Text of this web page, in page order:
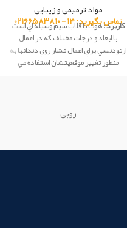
مواد ترمیمی و زیبایی
تماس بگیرید: ۱۴ - ۰۲۱۶۶۵۸۳۸۱۰
کاربرد :هوك يا قلاب سيم وسيله اي است
با ابعاد و درجات مختلف كه در اعمال
ارتودنسي براي اعمال فشار روي دندانها به
منظور تغيير موقعيتشان استفاده مي
روبی